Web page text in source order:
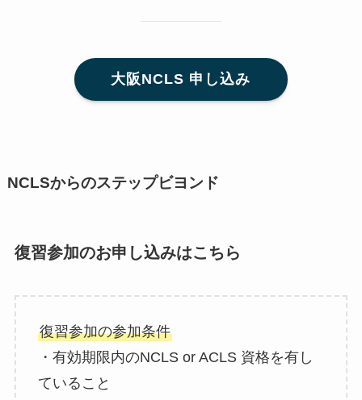
大阪NCLS 申し込み
NCLSからのステップビヨンド
復習参加のお申し込みはこちら
復習参加の参加条件
・有効期限内のNCLS or ACLS 資格を有し
ていること